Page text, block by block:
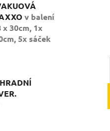
v balení
30cm, 1x
5x sáček